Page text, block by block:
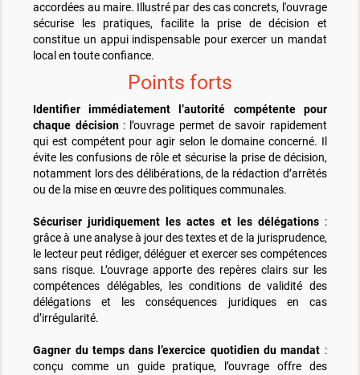
accordées au maire. Illustré par des cas concrets, l'ouvrage
sécurise les pratiques, facilite la prise de décision et
constitue un appui indispensable pour exercer un mandat
local en toute confiance.
Points forts
Identifier immédiatement l’autorité compétente pour
chaque décision: l’ouvrage permet de savoir rapidement
qui est compétent pour agir selon le domaine concerné. Il
évite les confusions de rôle et sécurise la prise de décision,
notamment lors des délibérations, de la rédaction d’arrêtés
ou de la mise en œuvre des politiques communales.
Sécuriser juridiquement les actes et les délégations :
grâce à une analyse à jour des textes et de la jurisprudence,
le lecteur peut rédiger, déléguer et exercer ses compétences
sans risque. L’ouvrage apporte des repères clairs sur les
compétences délégables, les conditions de validité des
délégations et les conséquences juridiques en cas
d’irrégularité.
Gagner du temps dans l’exercice quotidien du mandat :
conçu comme un guide pratique, l’ouvrage offre des